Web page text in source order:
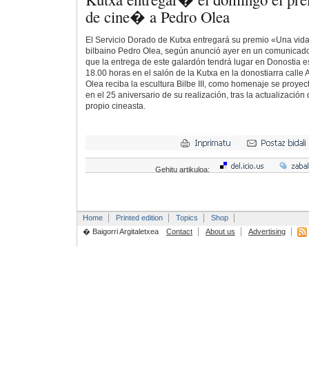
de cine� a Pedro Olea
El Servicio Dorado de Kutxa entregará su premio «Una
bilbaino Pedro Olea, según anunció ayer en un
que la entrega de este galardón tendrá lugar en Donostia
18.00 horas en el salón de la Kutxa en la donostiarra calle
Olea reciba la escultura Bilbe III, como homenaje se
en el 25 aniversario de su realización, tras la actualización
propio cineasta.
Gehitu artikuloa:
Home Printed edition Topics
Shop
� Baigorri Argitaletxea
Contact About us Advertising